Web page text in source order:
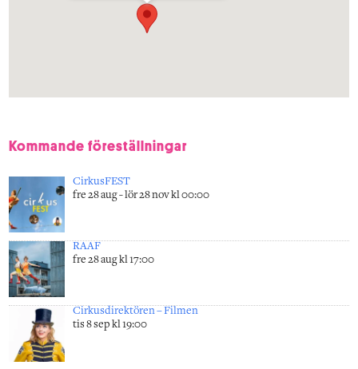
Kommande föreställningar
CirkusFEST
fre 28 aug - lör 28 nov kl 00:00
RAAF
fre 28 aug kl 17:00
Cirkusdirektören – Filmen
tis 8 sep kl 19:00